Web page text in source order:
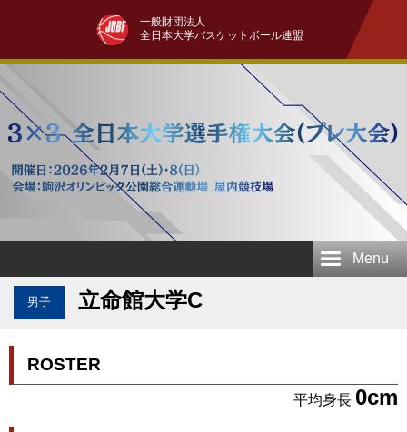
一般財団法人
全日本大学バスケットボール連盟
Menu
男子 立命館大学C
ROSTER
平均身長 0cm